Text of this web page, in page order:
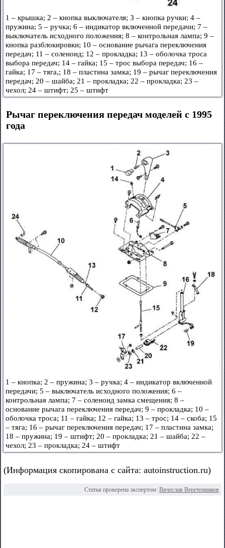
1 – крышка; 2 – кнопка выключателя; 3 – кнопка ручки; 4 –
пружина; 5 – ручка; 6 – индикатор включенной передачи; 7 –
выключатель исходного положения; 8 – контрольная лампа; 9 –
кнопка разблокировки; 10 – основание рычага переключения
передач; 11 – соленоид; 12 – прокладка; 13 – оболочка троса
выбора передач; 14 – гайка; 15 – трос выбора передач; 16 –
гайка; 17 – тяга,; 18 – пластина замка; 19 – рычаг переключения
передач; 20 – шайба; 21 – прокладка; 22 – прокладка; 23 –
чехол; 24 – штифт; 25 – штифт
Рычаг переключения передач моделей с 1995
года
1 – кнопка; 2 – пружина; 3 – ручка; 4 – индикатор включенной
передачи; 5 – выключатель исходного положения; 6 –
контрольная лампа; 7 – соленоид замка смещения; 8 –
основание рычага переключения передач; 9 – прокладка; 10 –
оболочка троса; 11 – гайка; 12 – гайка; 13 – трос; 14 – скоба; 15
– тяга; 16 – рычаг переключения передач; 17 – пластина замка;
18 – пружина; 19 – штифт; 20 – прокладка; 21 – шайба; 22 –
чехол; 23 – прокладка; 24 – штифт
(Информация скопирована с сайта: autoinstruction.ru)
Статья проверена экспертом: Вячеслав Веретенников